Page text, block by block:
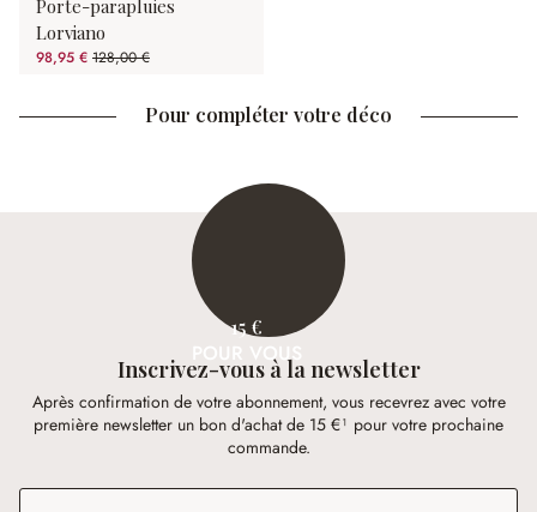
Porte-parapluies
Lorviano
98,95 € 128,00 €
(22.7%spared)
Pour compléter votre déco
15 €
POUR VOUS
Inscrivez-vous à la newsletter
Après confirmation de votre abonnement, vous recevrez avec votre
première newsletter un bon d'achat de 15 €¹ pour votre prochaine
commande.
Adresse e-mail